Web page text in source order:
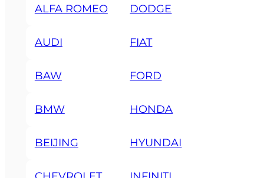
ALFA ROMEO
AUDI
BAW
BMW
BEIJING
DODGE
FIAT
FORD
HONDA
HYUNDAI